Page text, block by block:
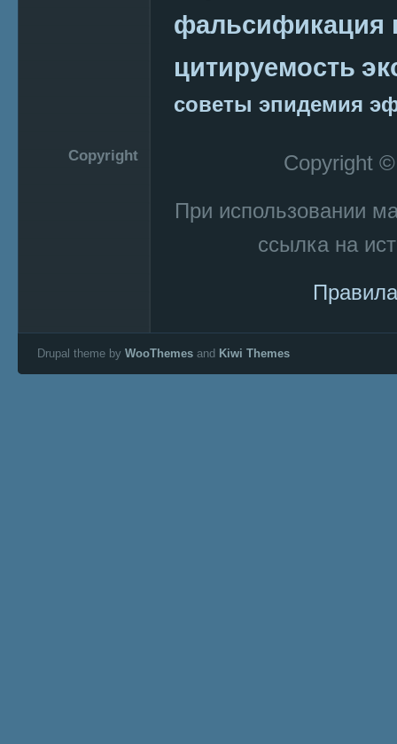
фальсификация
цитируемость
советы эпидемия
Copyright
Copyright
При использовании
ссылка на
Drupal theme by WooThemes and Kiwi Themes